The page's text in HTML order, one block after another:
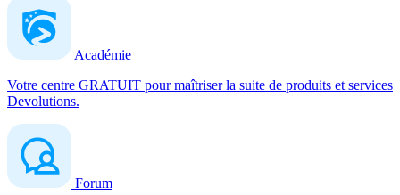
Académie
Votre centre GRATUIT pour maîtriser la suite de produits et services
Devolutions.
Forum